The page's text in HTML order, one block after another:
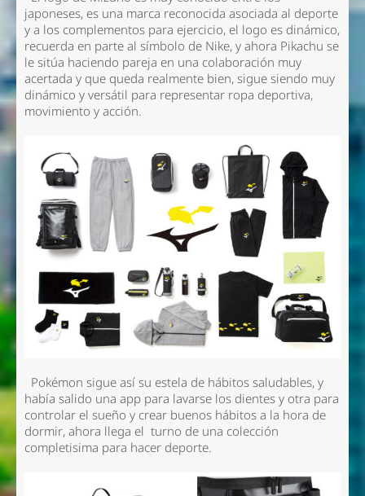
japoneses, es una marca reconocida asociada al deporte
y a los complementos para ejercicio, el logo es dinámico,
recuerda en parte al símbolo de Nike, y ahora Pikachu se
le sitúa haciendo pareja en una colaboración muy
acertada y que queda realmente bien, sigue siendo muy
dinámico y versátil para representar ropa deportiva,
movimiento y acción.
Pokémon sigue así su estela de hábitos saludables, y
había salido una app para lavarse los dientes y otra para
controlar el sueño y crear buenos hábitos a la hora de
dormir, ahora llega el turno de una colección
completisima para hacer deporte.